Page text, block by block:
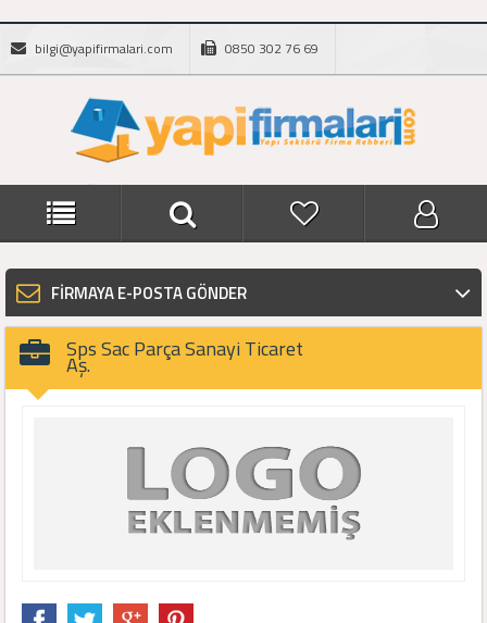
bilgi@yapifirmalari.com 0850 302 76 69
FİRMAYA E-POSTA GÖNDER
Sps Sac Parça Sanayi Ticaret
Aş.